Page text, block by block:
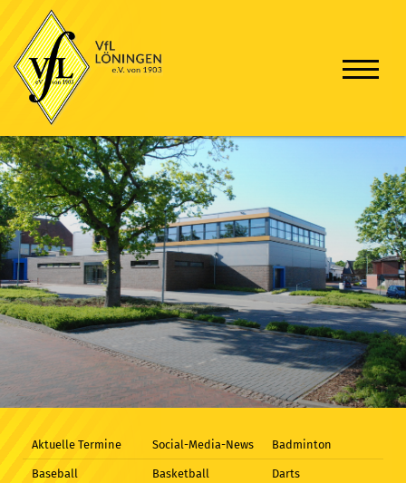
Aktuelle Termine Social-Media-News Badminton
Baseball Basketball Darts